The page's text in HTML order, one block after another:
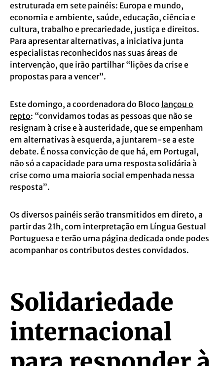
estruturada em sete painéis: Europa e mundo,
economia e ambiente, saúde, educação, ciência e
cultura, trabalho e precariedade, justiça e direitos.
Para apresentar alternativas, a iniciativa junta
especialistas reconhecidos nas suas áreas de
intervenção, que irão partilhar “lições da crise e
propostas para a vencer”.
Este domingo, a coordenadora do Bloco lançou o
repto: “convidamos todas as pessoas que não se
resignam à crise e à austeridade, que se empenham
em alternativas à esquerda, a juntarem-se a este
debate. É nossa convicção de que há, em Portugal,
não só a capacidade para uma resposta solidária à
crise como uma maioria social empenhada nessa
resposta”.
Os diversos painéis serão transmitidos em direto, a
partir das 21h, com interpretação em Língua Gestual
Portuguesa e terão uma página dedicada onde podes
acompanhar os contributos destes convidados.
Solidariedade
internacional